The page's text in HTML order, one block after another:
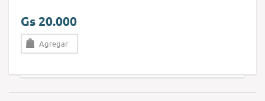
Gs 20.000
Agregar